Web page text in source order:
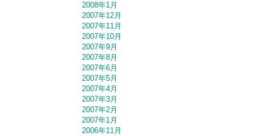
2008年1月
2007年12月
2007年11月
2007年10月
2007年9月
2007年8月
2007年6月
2007年5月
2007年4月
2007年3月
2007年2月
2007年1月
2006年11月